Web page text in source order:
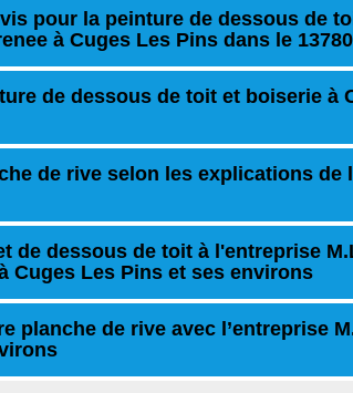
pour la peinture de dessous de
à Cuges Les Pins dans le 13780
de dessous de toit et boiserie à
de rive selon les explications de
de dessous de toit à l'entreprise
Cuges Les Pins et ses environs
planche de rive avec l’entreprise